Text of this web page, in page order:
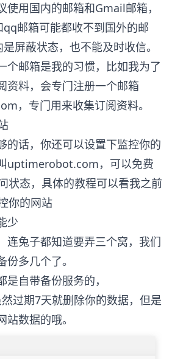
使用国内的邮箱和Gmail邮箱，
邮箱可能都收不到国外的邮
屏蔽状态，也不能及时收信。
个邮箱是我的习惯，比如我为了
资料，会专门注册一个邮箱
，专门用来收集订阅资料。
的话，你还可以设置下监控你的
uptimerobot.com，可以免费
状态，具体的教程可以看我之前
你的网站
少
连兔子都知道要弄三个窝，我们
多几个了。
自带备份服务的，
过期7天就删除你的数据，但是
数据的哦。